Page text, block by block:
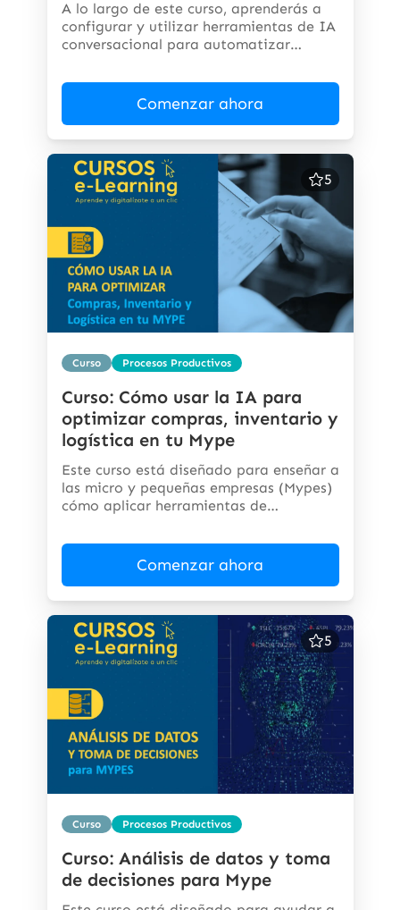
A lo largo de este curso, aprenderás a
configurar y utilizar herramientas de IA
conversacional para automatizar
Comenzar ahora
5
Curso Procesos Productivos
Curso: Cómo usar la IA para
optimizar compras, inventario y
logística en tu Mype
Este curso está diseñado para enseñar a
las micro y pequeñas empresas (Mypes)
cómo aplicar herramientas de
Comenzar ahora
5
Curso Procesos Productivos
Curso: Análisis de datos y toma
de decisiones para Mype